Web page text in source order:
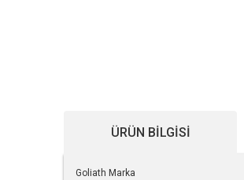
ÜRÜN BILGISI
Goliath Marka